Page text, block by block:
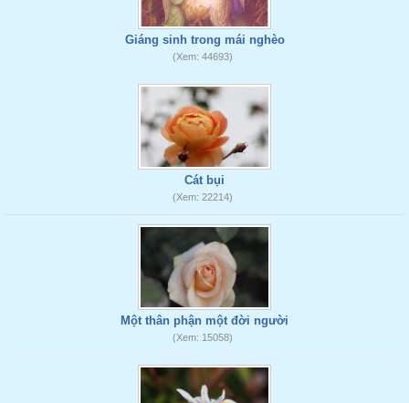
Giáng sinh trong mái nghèo
(Xem: 44693)
Cát bụi
(Xem: 22214)
Một thân phận một đời người
(Xem: 15058)